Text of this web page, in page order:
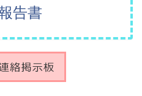
告書